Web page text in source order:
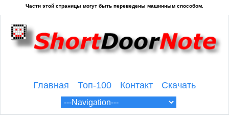
Главная Топ-100 Контакт Скачать